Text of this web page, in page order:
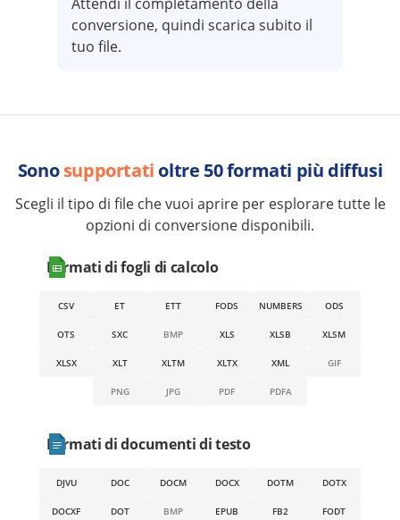
conversione, quindi scarica subito il
tuo file.
Sonosupportati oltre 50 formati più diffusi
Scegli il tipo di file che vuoi aprire per esplorare tutte le
opzioni di conversione disponibili.
Formati di fogli di calcolo
CSV ET ETT FODS NUMBERS ODS
OTS SXC BMP XLS XLSB XLSM
XLSX XLT XLTM XLTX XML GIF
PNG JPG PDF PDFA
Formati di documenti di testo
DJVU DOC DOCM DOCX DOTM DOTX
DOCXF DOT BMP EPUB FB2 FODT